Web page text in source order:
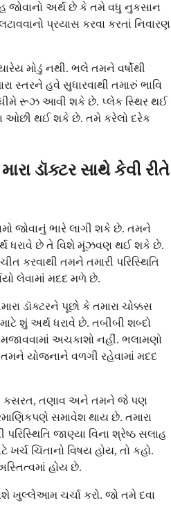
જોવાનો અર્થ છે કે તમે વધુ નુકસાન
પ્રયાસ કરવા કરતાં નિવારણ
મોડું નથી. ભલે તમને વર્ષોથી
સ્તરને હવે સુધારવાથી તમારું ભાવિ
રૂઝ આવી શકે છે. પ્લેક સ્થિર થઈ
ઓછી થઈ શકે છે. તમે કરેલો દરેક
ડૉક્ટર સાથે કેવી રીતે
જોવાનું ભારે લાગી શકે છે. તમને
ધરાવે છે તે વિશે મૂંઝવણ થઈ શકે છે.
કરવાથી તમને તમારી પરિસ્થિતિ
લેવામાં મદદ મળે છે.
ડૉક્ટરને પૂછો કે તમારા ચોક્કસ
શું અર્થ ધરાવે છે. તબીબી શબ્દો
અચકાશો નહીં. ભલામણો
યોજનાને વળગી રહેવામાં મદદ
કસરત, તણાવ અને તમને જે પણ
સમાવેશ થાય છે. તમારા
પરિસ્થિતિ જાણ્યા વિના શ્રેષ્ઠ સલાહ
ચિંતાનો વિષય હોય, તો કહો.
હોય છે.
ખુલ્લેઆમ ચર્ચા કરો. જો તમે દવા